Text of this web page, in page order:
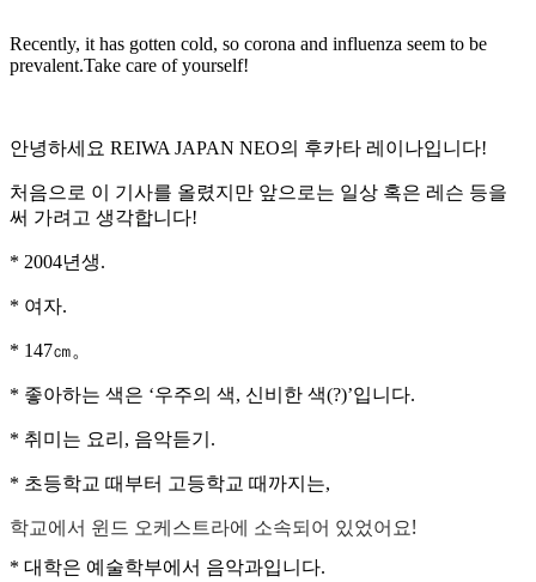
Recently, it has gotten cold, so corona and influenza seem to be
prevalent.Take care of yourself!
안녕하세요 REIWA JAPAN NEO의 후카타 레이나입니다!
처음으로 이 기사를 올렸지만 앞으로는 일상 혹은 레슨 등을
써 가려고 생각합니다!
* 2004년생.
* 여자.
* 147㎝。
* 좋아하는 색은 ‘우주의 색, 신비한 색(?)’입니다.
* 취미는 요리, 음악듣기.
* 초등학교 때부터 고등학교 때까지는,
학교에서 윈드 오케스트라에 소속되어 있었어요!
* 대학은 예술학부에서 음악과입니다.